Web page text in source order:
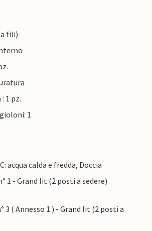
fili)
1 pz.
1
acqua calda e fredda, Doccia
1 - Grand lit (2 posti a sedere)
3 ( Annesso 1 ) - Grand lit (2 posti a